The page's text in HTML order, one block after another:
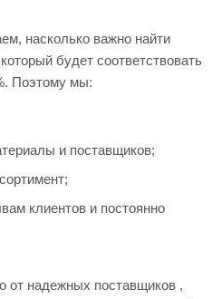
насколько важно найти
будет соответствовать
Поэтому мы:
и поставщиков;
клиентов и постоянно
от надежных поставщиков ,